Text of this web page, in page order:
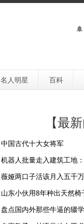
名人明星 百科
【最
中国古代十大女将军
机器人批量走入建筑工地
薇娅两口子活该月入五千
山东小伙用8年种出天然
盘点国内外那些牛逼的辍